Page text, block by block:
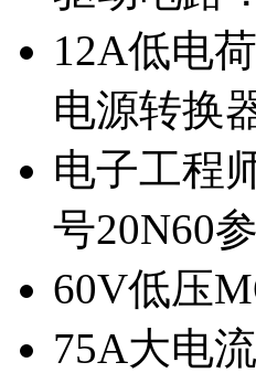
12A低电
电源转换
电子工程
号20N60
60V低压
75A大电